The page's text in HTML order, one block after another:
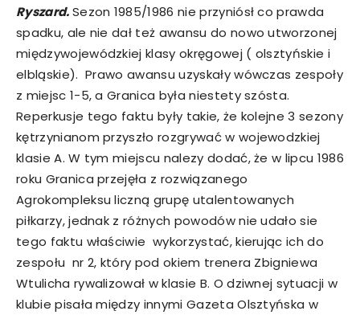
Ryszard.Sezon 1985/1986 nie przyniósł co prawda
spadku, ale nie dał też awansu do nowo utworzonej
międzywojewódzkiej klasy okręgowej ( olsztyńskie i
elbląskie). Prawo awansu uzyskały wówczas zespoły
z miejsc 1-5, a Granica była niestety szósta.
Reperkusje tego faktu były takie, że kolejne 3 sezony
kętrzynianom przyszło rozgrywać w wojewodzkiej
klasie A. W tym miejscu nalezy dodać, że w lipcu 1986
roku Granica przejęła z rozwiązanego
Agrokompleksu liczną grupę utalentowanych
piłkarzy, jednak z różnych powodów nie udało sie
tego faktu właściwie wykorzystać, kierując ich do
zespołu nr 2, który pod okiem trenera Zbigniewa
Wtulicha rywalizował w klasie B. O dziwnej sytuacji w
klubie pisała między innymi Gazeta Olsztyńska w